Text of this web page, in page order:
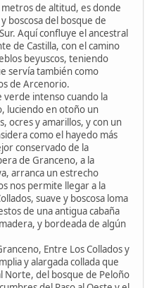
de altitud, es donde
boscosa del bosque de
Aquí confluye el ancestral
de Castilla, con el camino
beyuscos, teniendo
servía también como
de Arcenorio.
verde intenso cuando la
luciendo en otoño un
ocres y amarillos, y con un
como el hayedo más
conservado de la
de Granceno, a la
arranca un estrecho
nos permite llegar a la
suave y boscosa loma
de una antigua cabaña
y bordeada de algún
Entre Los Collados y
y alargada collada que
Norte, del bosque de Peloño